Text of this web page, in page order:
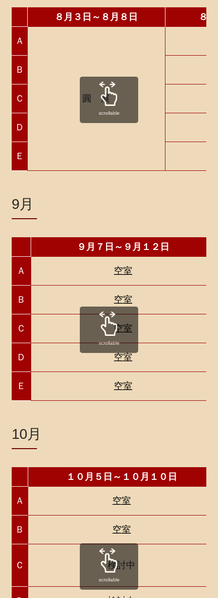
８月３日～８月８日 ８
Ａ
圓 展
Ｂ
Ｃ
Ｄ
Ｅ
scrollable
9月
９月７日～９月１２日
Ａ 空室
Ｂ 空室
Ｃ 空室
Ｄ 空室
Ｅ 空室
scrollable
10月
１０月５日～１０月１０日
Ａ 空室
Ｂ 空室
Ｃ 検討中
scrollable